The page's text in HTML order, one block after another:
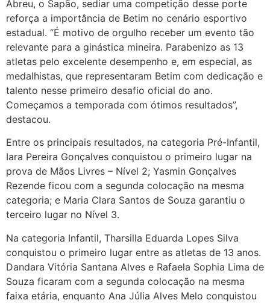
Abreu, o Sapão, sediar uma competição desse porte
reforça a importância de Betim no cenário esportivo
estadual. “É motivo de orgulho receber um evento tão
relevante para a ginástica mineira. Parabenizo as 13
atletas pelo excelente desempenho e, em especial, as
medalhistas, que representaram Betim com dedicação e
talento nesse primeiro desafio oficial do ano.
Começamos a temporada com ótimos resultados”,
destacou.
Entre os principais resultados, na categoria Pré-Infantil,
Iara Pereira Gonçalves conquistou o primeiro lugar na
prova de Mãos Livres – Nível 2; Yasmin Gonçalves
Rezende ficou com a segunda colocação na mesma
categoria; e Maria Clara Santos de Souza garantiu o
terceiro lugar no Nível 3.
Na categoria Infantil, Tharsilla Eduarda Lopes Silva
conquistou o primeiro lugar entre as atletas de 13 anos.
Dandara Vitória Santana Alves e Rafaela Sophia Lima de
Souza ficaram com a segunda colocação na mesma
faixa etária, enquanto Ana Júlia Alves Melo conquistou